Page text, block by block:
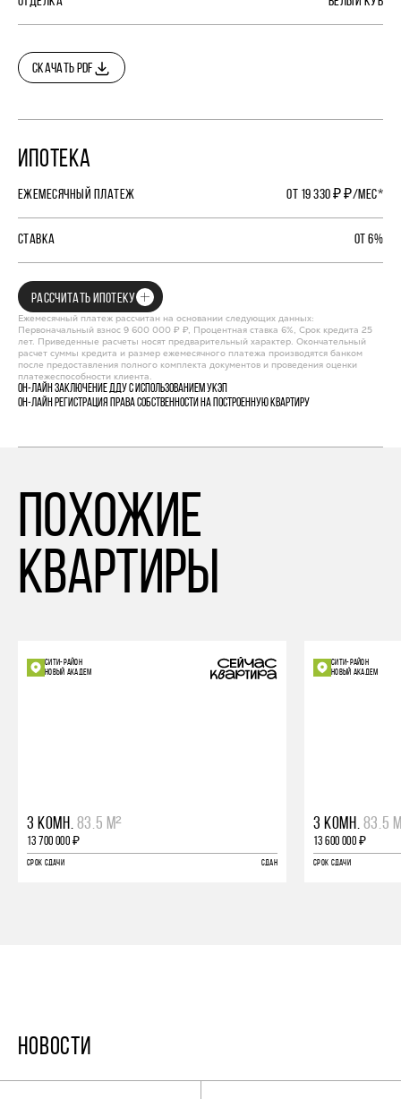
СКАЧАТЬ PDF
ИПОТЕКА
ЕЖЕМЕСЯЧНЫЙ ПЛАТЕЖ ОТ 19 330 ₽ ₽/МЕС*
СТАВКА ОТ 6%
РАССЧИТАТЬ ИПОТЕКУ
Ежемесячный платеж рассчитан на основании следующих данных:
Первоначальный взнос 9 600 000 ₽ ₽, Процентная ставка 6%, Срок кредита 25
лет. Приведенные расчеты носят предварительный характер. Окончательный
расчет суммы кредита и размер ежемесячного платежа производятся банком
после предоставления полного комплекта документов и проведения оценки
платежеспособности клиента.
Он-лайн заключение ДДУ с использованием УКЭП
Он-лайн регистрация права собственности на построенную квартиру
похожие
квартиры
СИТИ-РАЙОН
НОВЫЙ АКАДЕМ
3 КОМН. 83.5 М²
13 700 000 ₽
СРОК СДАЧИ СДАН
СИТИ-РАЙОН
НОВЫЙ АКАДЕМ
3 КОМН. 83.5
13 600 000 ₽
СРОК СДАЧИ
НОВОСТИ